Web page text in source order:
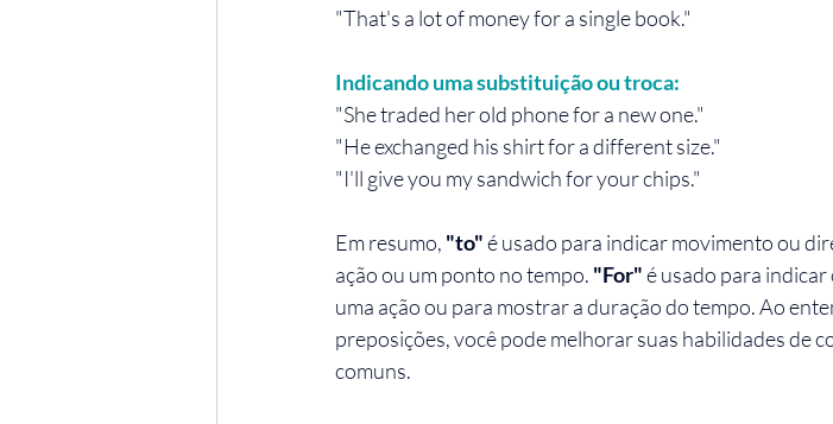
"That's a lot of money for a single book."
Indicando uma substituição ou troca:
"She traded her old phone for a new one."
"He exchanged his shirt for a different size."
"I'll give you my sandwich for your chips."
Em resumo, "to" é usado para indicar movimento ou
ação ou um ponto no tempo. "For" é usado para
uma ação ou para mostrar a duração do tempo. Ao
preposições, você pode melhorar suas habilidades de
comuns.